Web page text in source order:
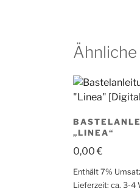
„LINEA“
0,00€
Enthält 7%
Lieferzeit: ca. 3-4